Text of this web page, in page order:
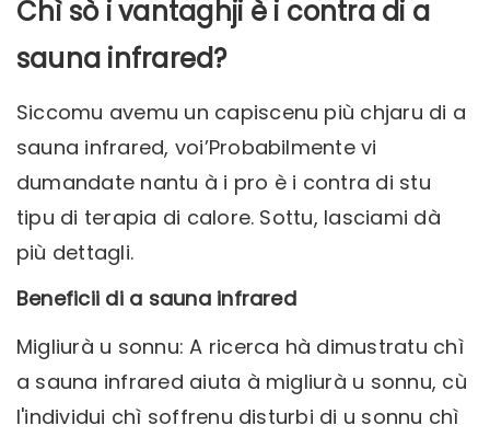
Chì sò i vantaghji è i contra di a
sauna infrared?
Siccomu avemu un capiscenu più chjaru di a
sauna infrared, voi’Probabilmente vi
dumandate nantu à i pro è i contra di stu
tipu di terapia di calore. Sottu, lasciami dà
più dettagli.
Beneficii di a sauna infrared
Migliurà u sonnu: A ricerca hà dimustratu chì
a sauna infrared aiuta à migliurà u sonnu, cù
l'individui chì soffrenu disturbi di u sonnu chì